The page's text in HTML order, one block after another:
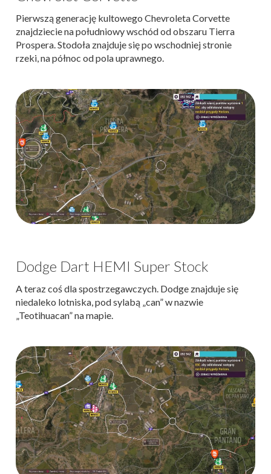
Pierwszą generację kultowego Chevroleta Corvette
znajdziecie na południowy wschód od obszaru Tierra
Prospera. Stodoła znajduje się po wschodniej stronie
rzeki, na północ od pola uprawnego.
Dodge Dart HEMI Super Stock
A teraz coś dla spostrzegawczych. Dodge znajduje się
niedaleko lotniska, pod sylabą „can” w nazwie
„Teotihuacan” na mapie.